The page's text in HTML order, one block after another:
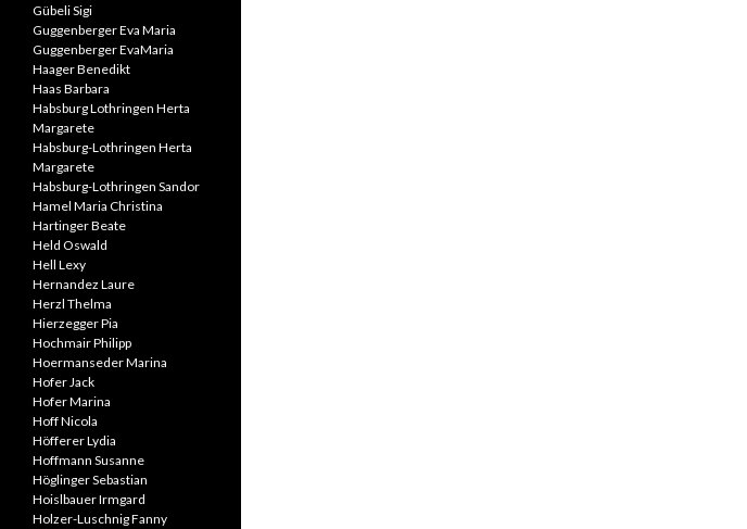
Gübeli Sigi
Guggenberger Eva Maria
Guggenberger EvaMaria
Haager Benedikt
Haas Barbara
Habsburg Lothringen Herta
Margarete
Habsburg-Lothringen Herta
Margarete
Habsburg-Lothringen Sandor
Hamel Maria Christina
Hartinger Beate
Held Oswald
Hell Lexy
Hernandez Laure
Herzl Thelma
Hierzegger Pia
Hochmair Philipp
Hoermanseder Marina
Hofer Jack
Hofer Marina
Hoff Nicola
Höfferer Lydia
Hoffmann Susanne
Höglinger Sebastian
Hoislbauer Irmgard
Holzer-Luschnig Fanny